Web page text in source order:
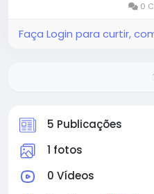
5 Publicações
1 fotos
0 Vídeos
0
Faça Login para curtir,
Não há mais